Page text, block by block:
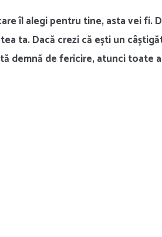
îl alegi pentru tine, asta vei fi.
ta. Dacă crezi că ești un
demnă de fericire, atunci toate